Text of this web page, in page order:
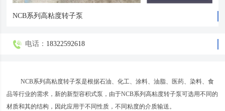
NCB系列高粘度转子泵
电话： 18322592618
NCB系列高粘度转子泵是根据石油、化工、涂料、油脂、医药、染料、食
品等行业的需求，新的新型容积式泵，由于NCB系列高粘度转子泵可选用不同的
材质和其的结构，因此应用于不同性质，不同粘度的介质输送。